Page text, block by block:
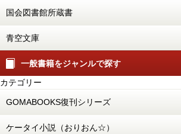
国会図書館所蔵書
青空文庫
一般書籍をジャンルで探す
カテゴリー
GOMABOOKS復刊シリーズ
ケータイ小説（おりおん☆）